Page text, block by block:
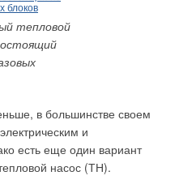
тепловой
в большинстве своем
и
есть еще один вариант
насос (ТН).
газовых трестов.
" прошли
руководством
клиентов, а
по устройству
«под ключ».